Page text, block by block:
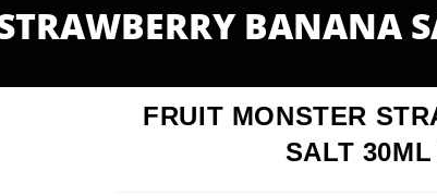
BANANA
FRUIT MONSTER
SALT